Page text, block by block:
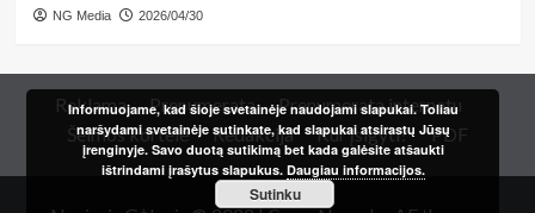
NG Media 2026/04/30
Reklama Prenumerata
Prenumerata internetu
Šeimos kortelė
Redakcija Kur įsigyti? PDF
Informuojame, kad šioje svetainėje naudojami slapukai. Toliau
naršydami svetainėje sutinkate, kad slapukai atsirastų Jūsų
įrenginyje. Savo duotą sutikimą bet kada galėsite atšaukti
ištrindami įrašytus slapukus. Daugiau informacijos.
Sutinku